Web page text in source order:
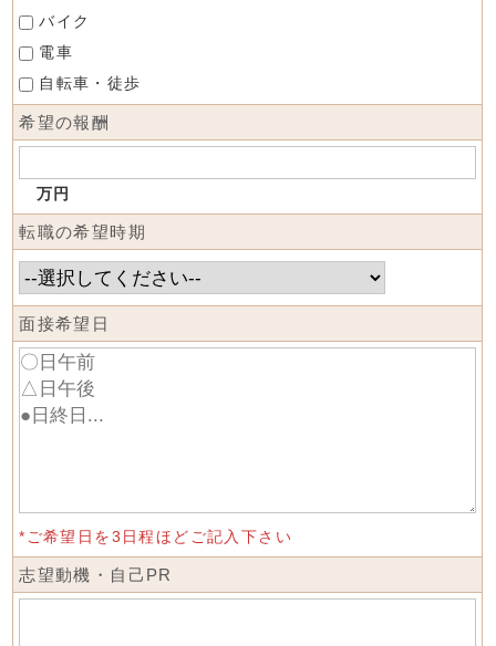
バイク
電車
自転車・徒歩
希望の報酬
万円
転職の希望時期
面接希望日
*ご希望日を3日程ほどご記入下さい
志望動機・自己PR